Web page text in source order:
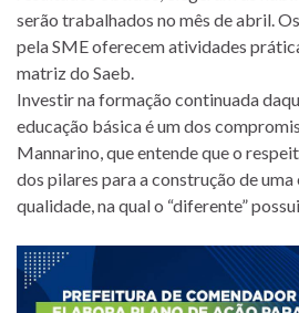
serão trabalhados no mês de abril.
pela SME oferecem atividades
matriz do Saeb.
Investir na formação continuada
educação básica é um dos
Mannarino, que entende que o
dos pilares para a construção de
qualidade, na qual o “diferente”